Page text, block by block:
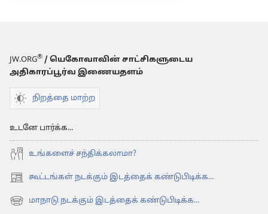
JW.ORG® / யெகோவாவின் சாட்சிகளுடைய
அதிகாரப்பூர்வ இணையதளம்
நிறத்தை மாற்ற
உடனே பார்க்க...
உங்களைச் சந்திக்கலாமா?
கூட்டங்கள் நடக்கும் இடத்தைக் கண்டுபிடிக்க...
(opens
new மாநாடு நடக்கும் இடத்தைக் கண்டுபிடிக்க...
(opens